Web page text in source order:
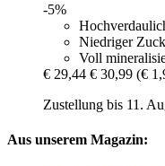
-5%
Niedriger
Voll
€ 29,44 € 30,99 (€
Zustellung bis 11.
Aus unserem Magazin: